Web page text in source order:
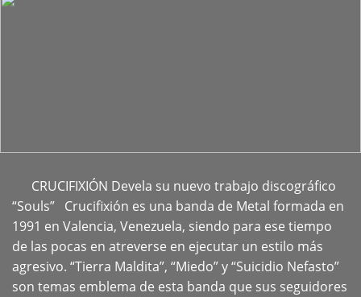
CRUCIFIXIÓN Devela su nuevo trabajo discográfico
“Souls” Crucifixión es una banda de Metal formada en
1991 en Valencia, Venezuela, siendo para ese tiempo
de las pocas en atreverse en ejecutar un estilo más
agresivo. “Tierra Maldita”, “Miedo” y “Suicidio Nefasto”
son temas emblema de esta banda que sus seguidores
+